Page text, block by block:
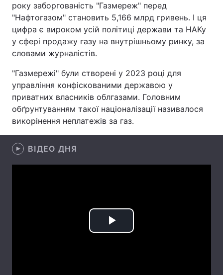
Спорт Наука
Техно і зв'язок Лайт
Зброя
Здоров'я Туризм
Цікавинки Погода
Екологія Регіони
Лонгріди
року заборгованість "Газмереж" перед
"Нафтогазом" становить 5,166 млрд гривень. І ця
цифра є вироком усій політиці держави та НАКу
у сфері продажу газу на внутрішньому ринку, за
словами журналістів.
"Газмережі" були створені у 2023 році для
управління конфіскованими державою у
приватних власників облгазами. Головним
обґрунтуванням такої націоналізації називалося
викорінення неплатежів за газ.
ВІДЕО ДНЯ
Play